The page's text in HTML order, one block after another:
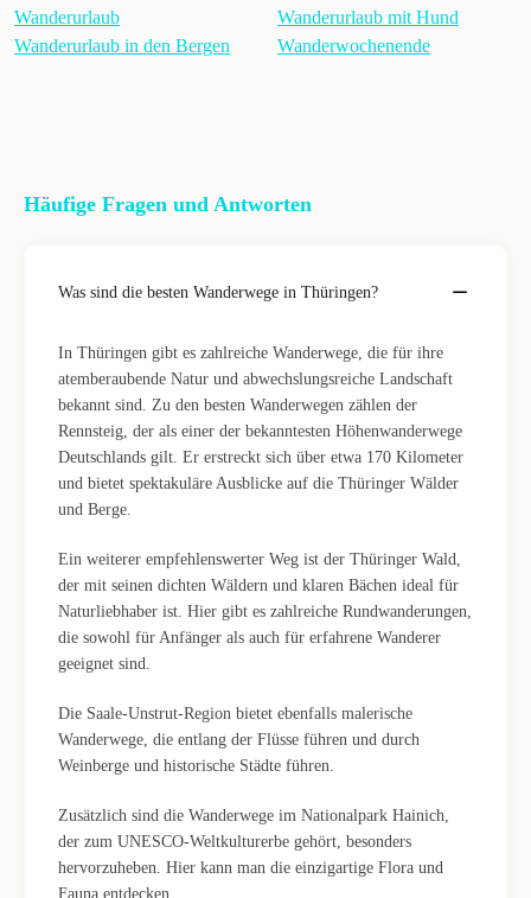
Wanderurlaub
Wanderurlaub in den Bergen
Wanderurlaub mit Hund
Wanderwochenende
Häufige Fragen und Antworten
Was sind die besten Wanderwege in Thüringen?
In Thüringen gibt es zahlreiche Wanderwege, die für ihre
atemberaubende Natur und abwechslungsreiche Landschaft
bekannt sind. Zu den besten Wanderwegen zählen der
Rennsteig, der als einer der bekanntesten Höhenwanderwege
Deutschlands gilt. Er erstreckt sich über etwa 170 Kilometer
und bietet spektakuläre Ausblicke auf die Thüringer Wälder
und Berge.
Ein weiterer empfehlenswerter Weg ist der Thüringer Wald,
der mit seinen dichten Wäldern und klaren Bächen ideal für
Naturliebhaber ist. Hier gibt es zahlreiche Rundwanderungen,
die sowohl für Anfänger als auch für erfahrene Wanderer
geeignet sind.
Die Saale-Unstrut-Region bietet ebenfalls malerische
Wanderwege, die entlang der Flüsse führen und durch
Weinberge und historische Städte führen.
Zusätzlich sind die Wanderwege im Nationalpark Hainich,
der zum UNESCO-Weltkulturerbe gehört, besonders
hervorzuheben. Hier kann man die einzigartige Flora und
Fauna entdecken.